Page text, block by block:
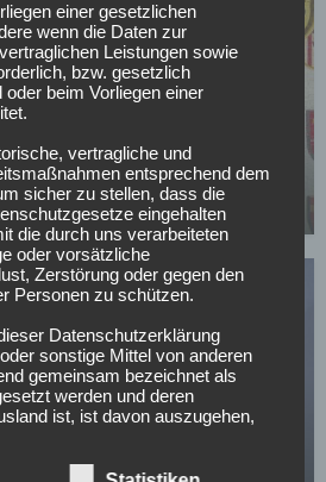
zu Sevilla: Historischer Schritt
Talents
Trainerfrage
einer gesetzlichen
wenn die Daten zur
Leistungen sowie
bzw. gesetzlich
beim Vorliegen einer
vertragliche und
entsprechend dem
sicher zu stellen, dass die
eingehalten
die durch uns verarbeiteten
oder vorsätzliche
Zerstörung oder gegen den
Personen zu schützen.
Datenschutzerklärung
sonstige Mittel von anderen
gemeinsam bezeichnet als
werden und deren
ist, ist davon auszugehen,
auf Grundlage einer